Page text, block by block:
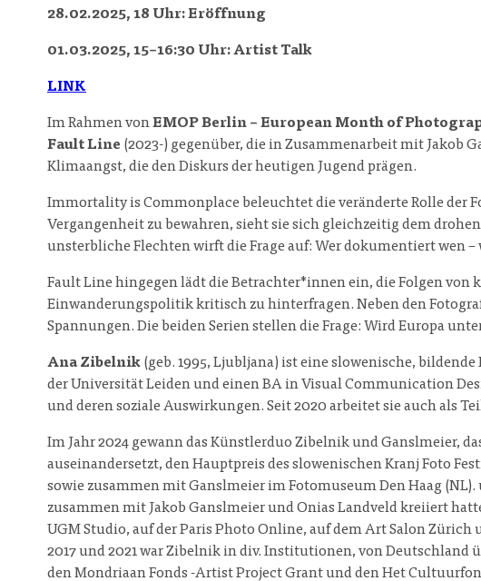
28.02.2025, 18 Uhr: Eröffnung
01.03.2025, 15–16:30 Uhr: Artist Talk
LINK
Im Rahmen vonEMOP Berlin – European Month of
Fault Line (2023-) gegenüber, die in Zusammenarbeit mit Jakob
Klimaangst, die den Diskurs der heutigen Jugend prägen.
Immortality is Commonplace beleuchtet die veränderte Rolle der
Vergangenheit zu bewahren, sieht sie sich gleichzeitig dem
unsterbliche Flechten wirft die Frage auf: Wer dokumentiert wen –
Fault Line hingegen lädt die Betrachter*innen ein, die Folgen
Einwanderungspolitik kritisch zu hinterfragen. Neben den
Spannungen. Die beiden Serien stellen die Frage: Wird Europa
Ana Zibelnik (geb. 1995, Ljubljana) ist eine slowenische,
der Universität Leiden und einen BA in Visual Communication
und deren soziale Auswirkungen. Seit 2020 arbeitet sie auch als
Im Jahr 2024 gewann das Künstlerduo Zibelnik und Ganslmeier,
auseinandersetzt, den Hauptpreis des slowenischen Kranj Foto
sowie zusammen mit Ganslmeier im Fotomuseum Den Haag
zusammen mit Jakob Ganslmeier und Onias Landveld kreiiert
UGM Studio, auf der Paris Photo Online, auf dem Art Salon
2017 und 2021 war Zibelnik in div. Institutionen, von
den Mondriaan Fonds -Artist Project Grant und den Het